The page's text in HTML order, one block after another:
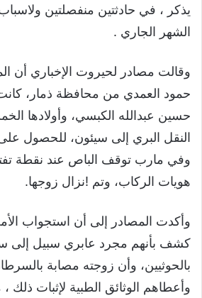
يذكر ، في حادثتين منفصلتين
الشهر الجاري .
وقالت مصادر لحيروت الإخباري أن
حمود العمدي من محافظة ذمار،
حسين عبدالله الكبسي، وأولادها
النقل البري إلى سيئون، للحصول
وفي مارب توقف الباص عند نقطة
هويات الركاب، وتم !نزال زوجها.
وأكدت المصادر إلى أن استجواب
كشف بأنهم مجرد عابري سبيل إلى
بالحوثيين، وأن زوجته مصابة
وأعطاهم الوثائق الطبية لإثبات ذلك